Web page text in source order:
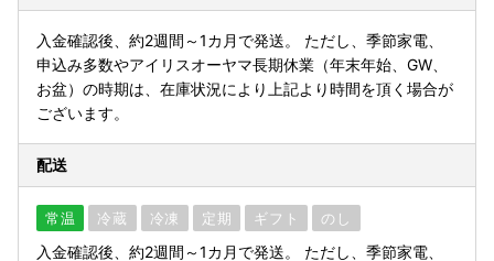
入金確認後、約2週間～1カ月で発送。 ただし、季節家電、
申込み多数やアイリスオーヤマ長期休業（年末年始、GW、
お盆）の時期は、在庫状況により上記より時間を頂く場合が
ございます。
配送
常温 冷蔵 冷凍 定期 ギフト のし
入金確認後、約2週間～1カ月で発送。 ただし、季節家電、